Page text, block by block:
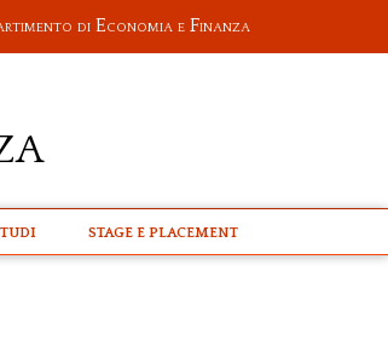
di Economia e Finanza
STAGE E PLACEMENT